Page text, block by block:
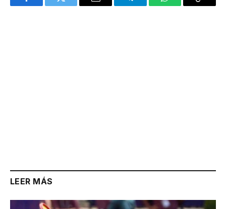
FacebookTwitter Email TelegramWhatsAppCopy
LEER MÁS